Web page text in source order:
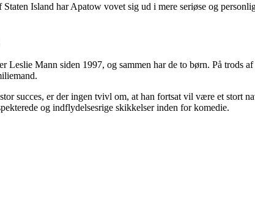
Island har Apatow vovet sig ud i mere seriøse og
Mann siden 1997, og sammen har de to børn. På trods
succes, er der ingen tvivl om, at han fortsat vil være et
og indflydelsesrige skikkelser inden for komedie.